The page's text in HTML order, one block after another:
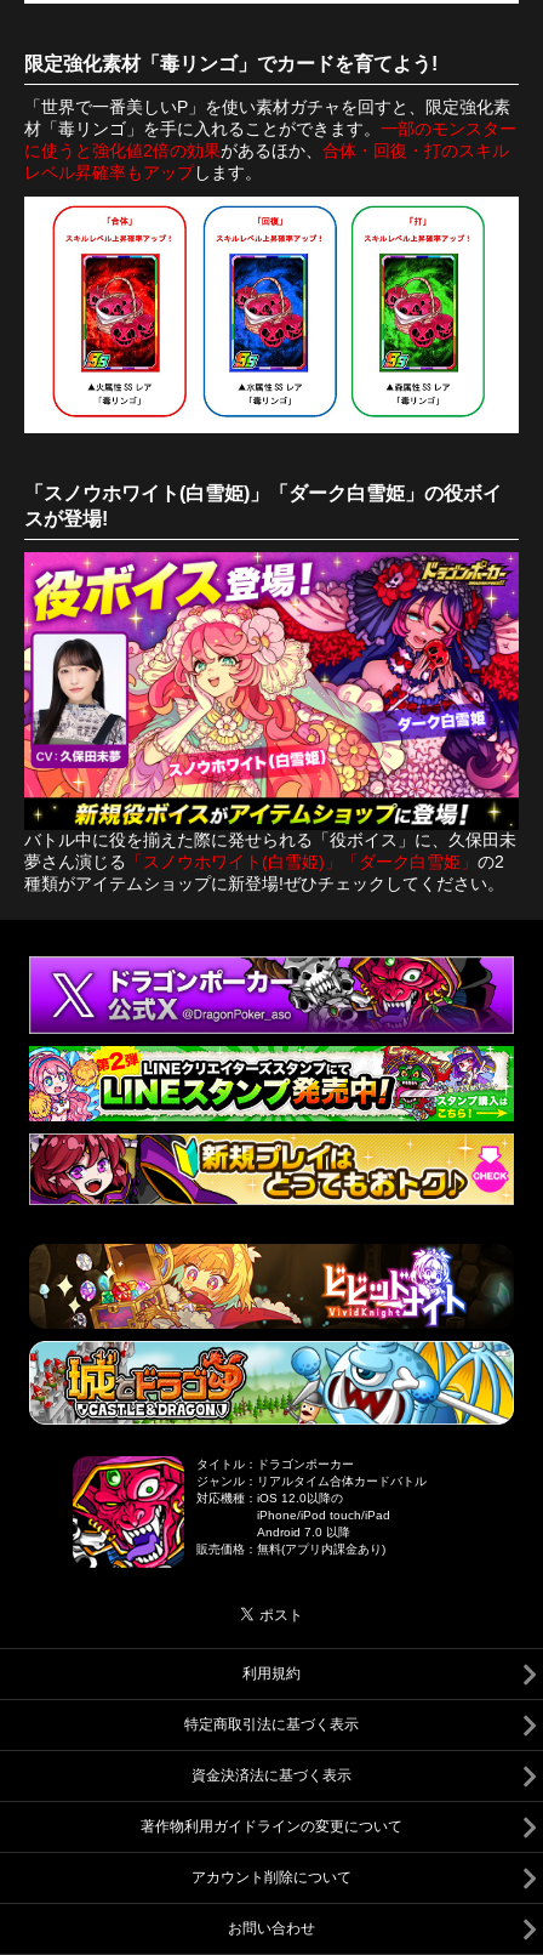
限定強化素材「毒リンゴ」でカードを育てよう!
「世界で一番美しいP」を使い素材ガチャを回すと、限定強化素
材「毒リンゴ」を手に入れることができます。 一部のモンスター
に使うと強化値2倍の効果があるほか、 合体・回復・打のスキル
レベル昇確率もアップします。
「スノウホワイト(白雪姫)」「ダーク白雪姫」の役ボイ
スが登場!
バトル中に役を揃えた際に発せられる「役ボイス」に、久保田未
夢さん演じる
「スノウホワイト(白雪姫)」「ダーク白雪姫」 の2
種類がアイテムショップに新登場!ぜひチェックしてください。
タイトル ：
ドラゴンポーカー
ジャンル ： リアルタイム合体カードバトル
対応機種 ：iOS 12.0以降の
iPhone/iPod touch/iPad
Android 7.0 以降
販売価格 ：無料(アプリ内課金あり)
利用規約
特定商取引法に基づく表示
資金決済法に基づく表示
著作物利用ガイドラインの変更について
アカウント削除について
お問い合わせ